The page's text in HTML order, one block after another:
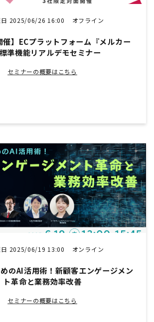
日 2025/06/26 16:00 オフライン
催】ECプラットフォーム『メルカー
準機能リアルデモセミナー
セミナーの概要はこちら
日 2025/06/19 13:00 オンライン
のAI活用術！新顧客エンゲージメン
ト革命と業務効率改善
セミナーの概要はこちら